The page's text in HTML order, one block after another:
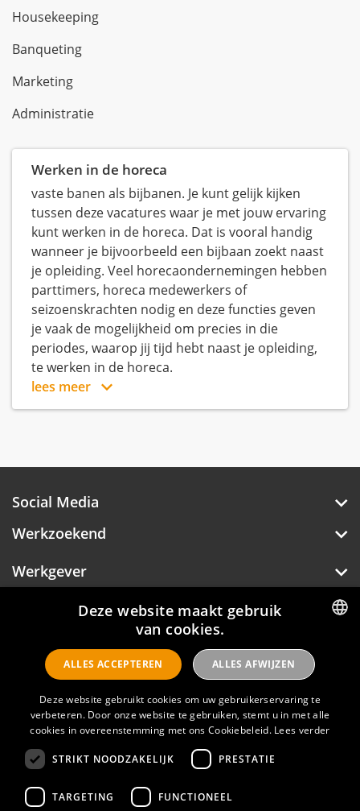
Housekeeping
Banqueting
Marketing
Administratie
Werken in de horeca
vaste banen als bijbanen. Je kunt gelijk kijken
tussen deze vacatures waar je met jouw ervaring
kunt werken in de horeca. Dat is vooral handig
wanneer je bijvoorbeeld een bijbaan zoekt naast
je opleiding. Veel horecaondernemingen hebben
parttimers, horeca medewerkers of
seizoenskrachten nodig en deze functies geven
je vaak de mogelijkheid om precies in die
periodes, waarop jij tijd hebt naast je opleiding,
te werken in de horeca.
lees meer
Social Media
Werkzoekend
Werkgever
Over Hotelprofessionals
Hotelprofessionals
FAQ
Privacyverklaring
Contact
DUTCH
ENGLISH
Deze website maakt gebruik
van cookies.
Deze website gebruikt cookies om uw gebruikerservaring te
verbeteren. Door onze website te gebruiken, stemt u in met alle
cookies in overeenstemming met ons Cookiebeleid. Lees verder
STRIKT NOODZAKELIJK PRESTATIE
TARGETING FUNCTIONEEL
ALLES ACCEPTEREN ALLES AFWIJZEN